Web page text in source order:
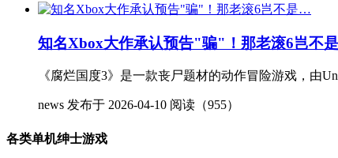
知名Xbox大作承认预告"骗"！那老滚6岂不
《腐烂国度3》是一款丧尸题材的动作冒险游戏，由
news 发布于 2026-04-10 阅读（955）
各类单机绅士游戏